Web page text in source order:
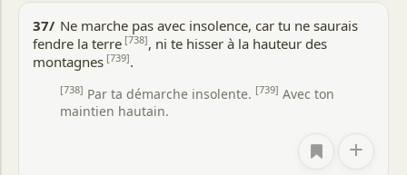
37/ Ne marche pas avec insolence, car tu ne saurais
fendre la terre [738], ni te hisser à la hauteur des
montagnes [739].
[738] Par ta démarche insolente. [739] Avec ton
maintien hautain.
+